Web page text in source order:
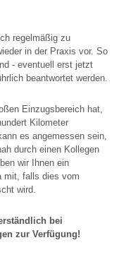
regelmäßig zu
in der Praxis vor. So
- eventuell erst jetzt
beantwortet werden.
Einzugsbereich hat,
Kilometer
es angemessen sein,
durch einen Kollegen
wir Ihnen ein
mit, falls dies vom
wird.
bei
zur Verfügung!